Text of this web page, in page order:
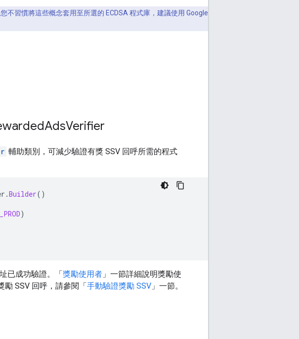
習慣將這些概念套用至所選的 ECDSA 程式庫，建議使用 Google
AdsVerifier
輔助類別，可減少驗證有獎 SSV 回呼所需的程式
.Builder()
)
已成功驗證。「獎勵使用者 」一節詳細說明獎勵使
勵 SSV 回呼，請參閱「手動驗證獎勵 SSV 」一節。